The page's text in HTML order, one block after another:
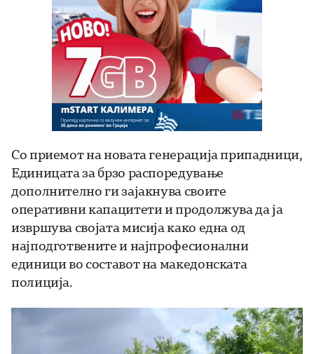
Со приемот на новата генерација припадници,
Единицата за брзо распоредување
дополнително ги зајакнува своите
оперативни капацитети и продолжува да ја
извршува својата мисија како една од
најподготвените и најпрофесионални
единици во составот на македонската
полиција.